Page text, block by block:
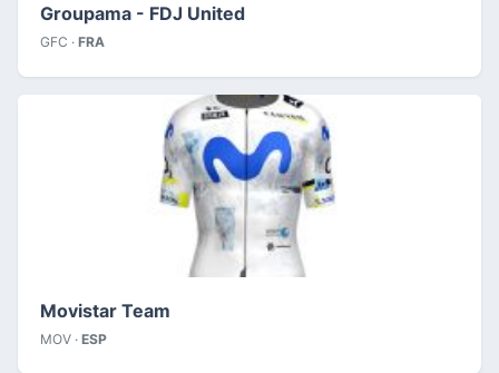
Groupama - FDJ United
GFC · FRA
Movistar Team
MOV · ESP